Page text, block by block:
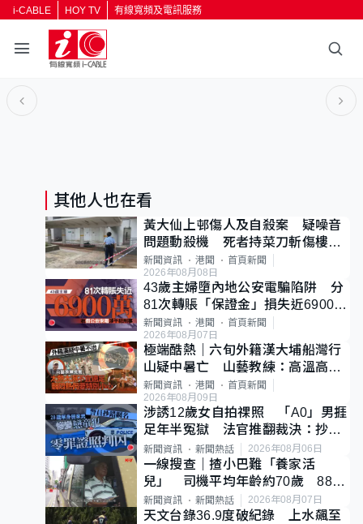
i-CABLE HOY TV 有線寬頻及電訊服務
返回
其他人也在看
黃大仙上邨傷人及自殺案 疑噪音
問題動殺機 死者持菜刀斬傷樓上
鄰居後墮斃
新聞資訊 港聞
首頁新聞
2026年08月08日
43歲主婦墮內地公安電騙陷阱 分
81次轉賬「保證金」損失近6900萬
元
新聞資訊 港聞
首頁新聞
2026年08月07日
極端酷熱｜六旬外籍漢大埔船灣行
山疑中暑亡 山藝教練：高溫高濕
度不宜遠足
新聞資訊 港聞
首頁新聞
2026年08月09日
涉誘12歲女自拍祼照 「A0」男捱
足年半冤獄 法官推翻裁決：抄錯
標點
新聞資訊 新聞熱話 2026年08月06日
一線搜查｜揸小巴難「養家活
兒」 司機平均年齡約70歲 88歲
黃伯：希望一直揸落去
新聞資訊 新聞熱話 2026年08月07日
天文台錄36.9度破紀錄 上水飆至